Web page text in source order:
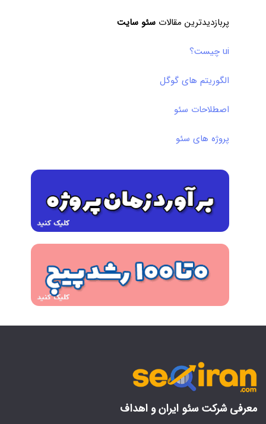
پربازدیدترین مقالات سئو سایت
ui چیست؟
الگوریتم های گوگل
اصطلاحات سئو
پروژه های سئو
معرفی شرکت سئو ایران و اهداف